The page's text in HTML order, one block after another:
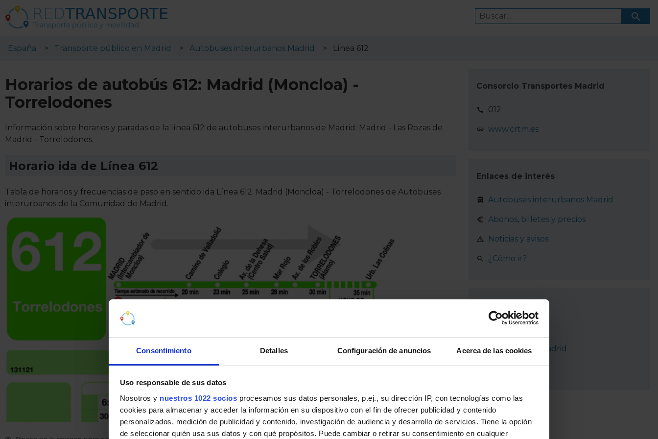
Consentimiento Detalles Configuración de anuncios Acerca de las cookies
Uso responsable de sus datos
Nosotros y nuestros 1022 socios procesamos sus datos personales, p.ej., su dirección IP, con tecnologías como las
cookies para almacenar y acceder la información en su dispositivo con el fin de ofrecer publicidad y contenido
personalizados, medición de publicidad y contenido, investigación de audiencia y desarrollo de servicios. Tiene la opción
de seleccionar quién usa sus datos y con qué propósitos. Puede cambiar o retirar su consentimiento en cualquier
España Transporte público en Madrid Autobuses interurbanos Madrid Línea 612
Horarios de autobús 612: Madrid (Moncloa) -
Torrelodones
Información sobre horarios y paradas de la línea 612 de autobuses interurbanos de Madrid: Madrid - Las Rozas de
Madrid - Torrelodones.
Horario ida de Línea 612
Tabla de horarios y frecuencias de paso en sentido ida Línea 612: Madrid (Moncloa) - Torrelodones de Autobuses
interurbanos de la Comunidad de Madrid.
Consorcio Transportes Madrid
012
www.crtm.es
Enlaces de interés
Autobuses interurbanos Madrid
Abonos, billetes y precios
Noticias y avisos
¿Cómo ir?
Las Rozas de Madrid
Torrelodones